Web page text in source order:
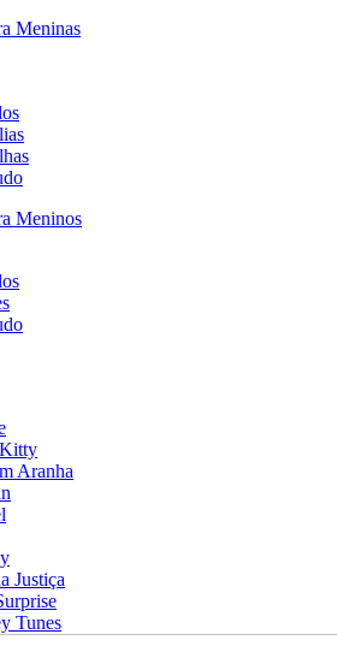
Meninas
Meninos
Aranha
Justiça
Tunes